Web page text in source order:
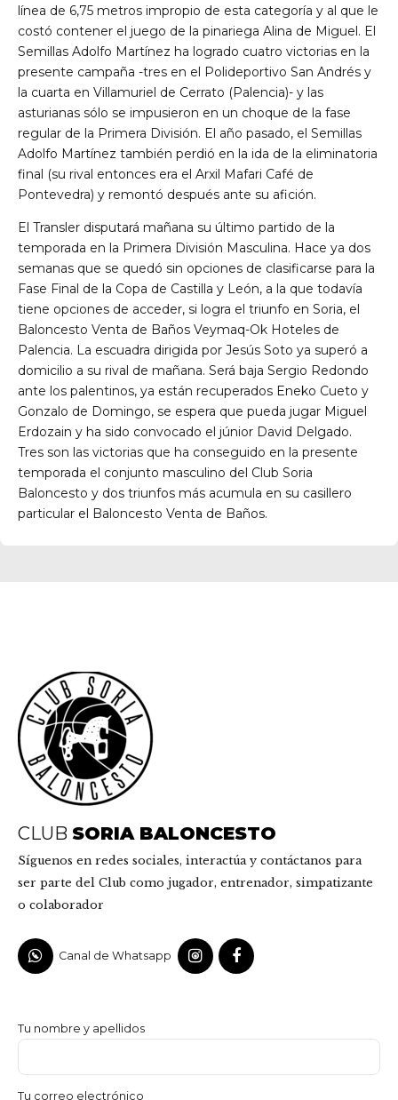
línea de 6,75 metros impropio de esta categoría y al que le
costó contener el juego de la pinariega Alina de Miguel. El
Semillas Adolfo Martínez ha logrado cuatro victorias en la
presente campaña -tres en el Polideportivo San Andrés y
la cuarta en Villamuriel de Cerrato (Palencia)- y las
asturianas sólo se impusieron en un choque de la fase
regular de la Primera División. El año pasado, el Semillas
Adolfo Martínez también perdió en la ida de la eliminatoria
final (su rival entonces era el Arxil Mafari Café de
Pontevedra) y remontó después ante su afición.
El Transler disputará mañana su último partido de la
temporada en la Primera División Masculina. Hace ya dos
semanas que se quedó sin opciones de clasificarse para la
Fase Final de la Copa de Castilla y León, a la que todavía
tiene opciones de acceder, si logra el triunfo en Soria, el
Baloncesto Venta de Baños Veymaq-Ok Hoteles de
Palencia. La escuadra dirigida por Jesús Soto ya superó a
domicilio a su rival de mañana. Será baja Sergio Redondo
ante los palentinos, ya están recuperados Eneko Cueto y
Gonzalo de Domingo, se espera que pueda jugar Miguel
Erdozain y ha sido convocado el júnior David Delgado.
Tres son las victorias que ha conseguido en la presente
temporada el conjunto masculino del Club Soria
Baloncesto y dos triunfos más acumula en su casillero
particular el Baloncesto Venta de Baños.
CLUB SORIA BALONCESTO
Síguenos en redes sociales, interactúa y contáctanos para
ser parte del Club como jugador, entrenador, simpatizante
o colaborador
Canal de Whatsapp
Tu nombre y apellidos
Tu correo electrónico